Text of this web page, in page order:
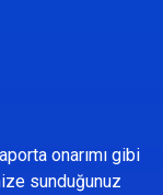
onarımı gibi
sunduğunuz